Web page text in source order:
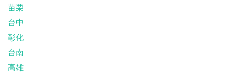
苗栗
台中
彰化
台南
高雄